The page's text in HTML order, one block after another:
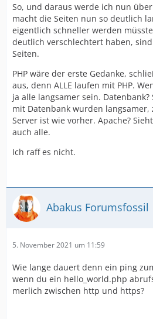
So, und daraus werde ich nun
macht die Seiten nun so deutlich
eigentlich schneller werden
deutlich verschlechtert haben,
Seiten.
PHP wäre der erste Gedanke,
aus, denn ALLE laufen mit PHP.
ja alle langsamer sein.
mit Datenbank wurden langsamer,
Server ist wie vorher. Apache?
auch alle.
Ich raff es nicht.
Abakus Forumsfossil
5. November 2021 um 11:59
Wie lange dauert denn ein ping
wenn du ein hello_world.php
merlich zwischen http und https?